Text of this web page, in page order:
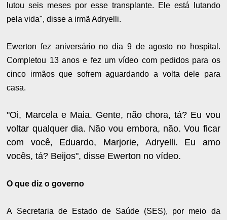
lutou seis meses por esse transplante. Ele está lutando
pela vida", disse a irmã Adryelli.
Ewerton fez aniversário no dia 9 de agosto no hospital.
Completou 13 anos e fez um vídeo com pedidos para os
cinco irmãos que sofrem aguardando a volta dele para
casa.
"Oi, Marcela e Maia. Gente, não chora, tá? Eu vou
voltar qualquer dia. Não vou embora, não. Vou ficar
com você, Eduardo, Marjorie, Adryelli. Eu amo
vocês, tá? Beijos", disse Ewerton no vídeo.
O que diz o governo
A Secretaria de Estado de Saúde (SES), por meio da